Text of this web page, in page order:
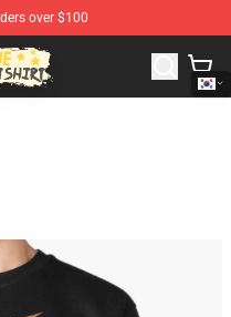
over $100
Best Store for Anime Fans